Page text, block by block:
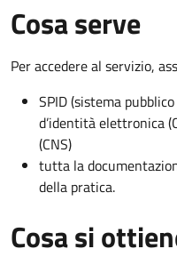
Cosa serve
Per accedere al servizio,
SPID (sistema
d’identità elettronica
(CNS)
tutta la
della pratica.
Cosa si